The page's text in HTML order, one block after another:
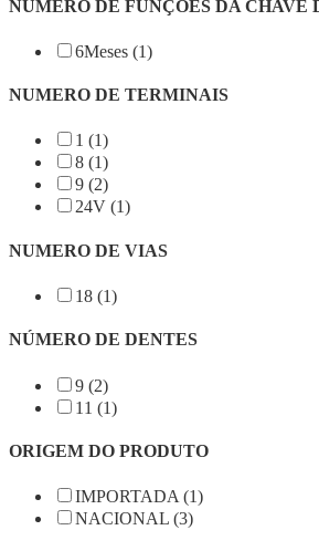
NUMERO DE FUNÇÕES DA CHAVE
6Meses (1)
NUMERO DE TERMINAIS
1 (1)
8 (1)
9 (2)
24V (1)
NUMERO DE VIAS
18 (1)
NÚMERO DE DENTES
9 (2)
11 (1)
ORIGEM DO PRODUTO
IMPORTADA (1)
NACIONAL (3)